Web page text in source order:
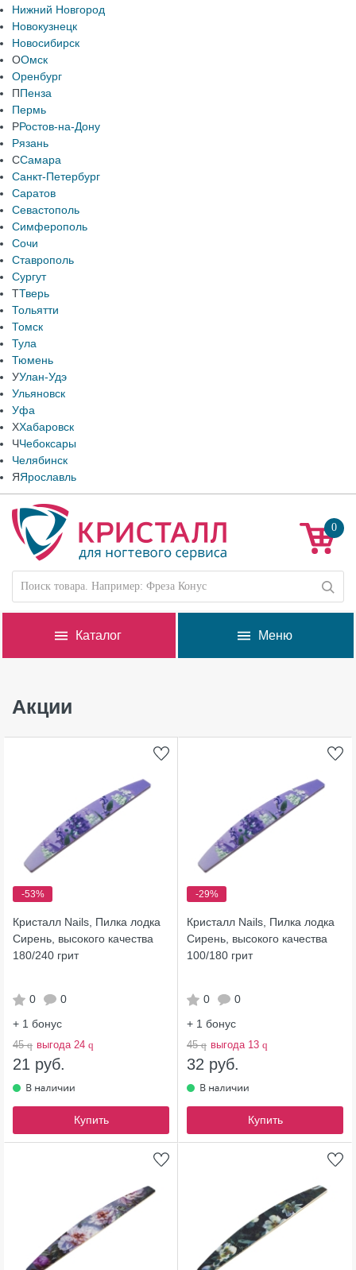
Нижний Новгород
Новокузнецк
Новосибирск
ООмск
Оренбург
ППенза
Пермь
РРостов-на-Дону
Рязань
ССамара
Санкт-Петербург
Саратов
Севастополь
Симферополь
Сочи
Ставрополь
Сургут
ТТверь
Тольятти
Томск
Тула
Тюмень
УУлан-Удэ
Ульяновск
Уфа
ХХабаровск
ЧЧебоксары
Челябинск
ЯЯрославль
0
Каталог Меню
Акции
-53%
Кристалл Nails, Пилка лодка
Сирень, высокого качества
180/240 грит
0
0
+ 1 бонус
45q выгода 24 q
21 руб.
Купить
-29%
Кристалл Nails, Пилка лодка
Сирень, высокого качества
100/180 грит
0
0
+ 1 бонус
45q выгода 13 q
32 руб.
Купить